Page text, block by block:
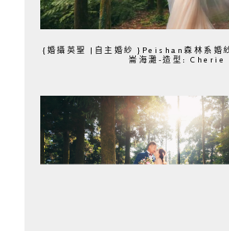
{婚攝英聖 |自主婚紗 }Peishan森林系婚
崙海灘-造型: Cherie